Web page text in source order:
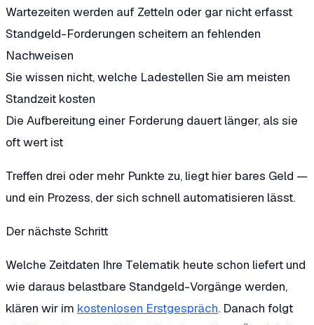
Wartezeiten werden auf Zetteln oder gar nicht erfasst
Standgeld-Forderungen scheitern an fehlenden
Nachweisen
Sie wissen nicht, welche Ladestellen Sie am meisten
Standzeit kosten
Die Aufbereitung einer Forderung dauert länger, als sie
oft wert ist
Treffen drei oder mehr Punkte zu, liegt hier bares Geld —
und ein Prozess, der sich schnell automatisieren lässt.
Der nächste Schritt
Welche Zeitdaten Ihre Telematik heute schon liefert und
wie daraus belastbare Standgeld-Vorgänge werden,
klären wir im kostenlosen Erstgespräch. Danach folgt